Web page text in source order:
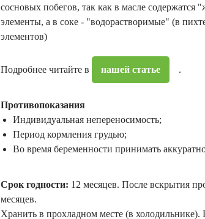
сосновых побегов, так как в масле
элементы, а в соке - "водорастворимые" (в
элементов)
Подробнее читайте в нашей статье .
Противопоказания
Индивидуальная непереносимость;
Период кормления грудью;
Во время беременности принимать
Срок годности: 12 месяцев. После вскрытия
месяцев.
Хранить в прохладном месте (в холодильнике).